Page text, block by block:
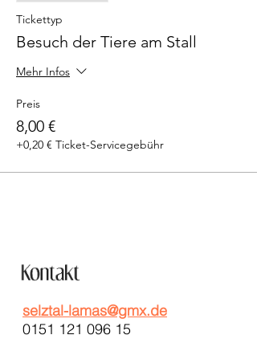
Tickettyp
Besuch der Tiere am Stall
Mehr Infos
Preis
8,00 €
+0,20 € Ticket-Servicegebühr
selztal-lamas@gmx.de
0151 121 096 15